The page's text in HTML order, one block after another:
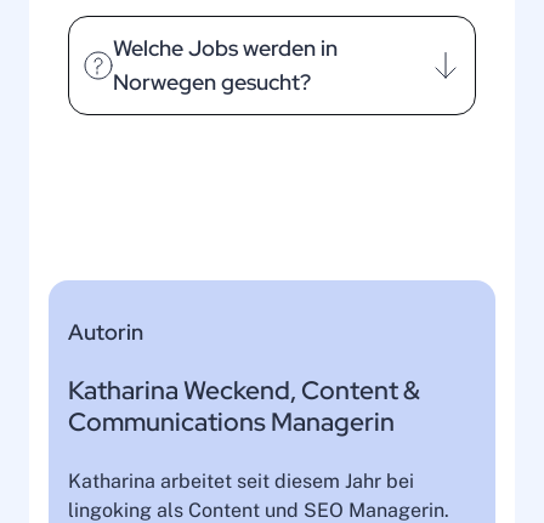
Welche Jobs werden in
Norwegen gesucht?
Autorin
Katharina Weckend, Content &
Communications Managerin
Katharina arbeitet seit diesem Jahr bei
lingoking als Content und SEO Managerin.